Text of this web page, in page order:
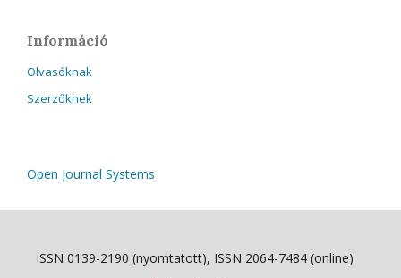
Információ
Olvasóknak
Szerzőknek
Open Journal Systems
ISSN 0139-2190 (nyomtatott), ISSN 2064-7484 (online)